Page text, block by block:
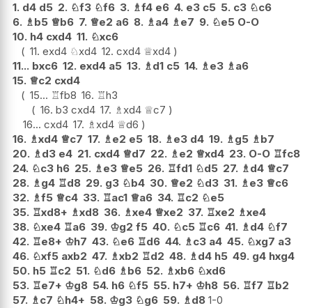
1. d4 d5 2. ♘f3 ♘f6 3. ♗f4 e6 4. e3 c5 5. c3 ♘c6
6. ♗b5 ♕b6 7. ♕e2 a6 8. ♗a4 ♗e7 9. ♘e5 O-O
10. h4 cxd4 11. ♘xc6
11. exd4 ♘xd4 12. cxd4 ♕xd4
11... bxc6 12. exd4 a5 13. ♗d1 c5 14. ♗e3 ♗a6
15. ♕c2 cxd4
15... ♖fb8 16. ♖h3
16. b3 cxd4 17. ♗xd4 ♕c7
16... cxd4 17. ♗xd4 ♕d6
16. ♗xd4 ♕c7 17. ♗e2 e5 18. ♗e3 d4 19. ♗g5 ♗b7
20. ♗d3 e4 21. cxd4 ♕d7 22. ♗e2 ♕xd4 23. O-O ♖fc8
24. ♘c3 h6 25. ♗e3 ♕e5 26. ♖fd1 ♘d5 27. ♗d4 ♕c7
28. ♗g4 ♖d8 29. g3 ♘b4 30. ♕e2 ♘d3 31. ♗e3 ♕c6
32. ♗f5 ♕c4 33. ♖ac1 ♕a6 34. ♖c2 ♘e5
35. ♖xd8+ ♗xd8 36. ♗xe4 ♕xe2 37. ♖xe2 ♗xe4
38. ♘xe4 ♖a6 39. ♔g2 f5 40. ♘c5 ♖c6 41. ♗d4 ♘f7
42. ♖e8+ ♔h7 43. ♘e6 ♖d6 44. ♗c3 a4 45. ♘xg7 a3
46. ♘xf5 axb2 47. ♗xb2 ♖d2 48. ♗d4 h5 49. g4 hxg4
50. h5 ♖c2 51. ♘d6 ♗b6 52. ♗xb6 ♘xd6
53. ♖e7+ ♔g8 54. h6 ♘f5 55. h7+ ♔h8 56. ♖f7 ♖b2
57. ♗c7 ♘h4+ 58. ♔g3 ♘g6 59. ♗d8 1-0